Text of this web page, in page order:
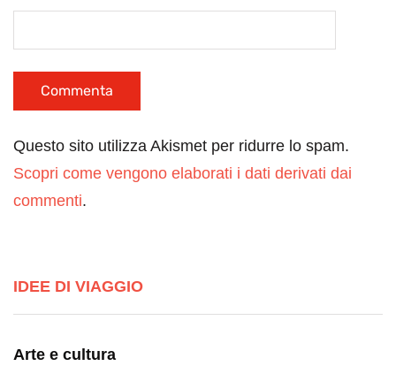
Questo sito utilizza Akismet per ridurre lo spam.
Scopri come vengono elaborati i dati derivati dai
commenti.
IDEE DI VIAGGIO
Arte e cultura